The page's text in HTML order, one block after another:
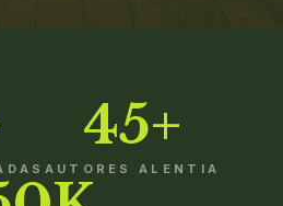
45+
AUTORES ALENTIA